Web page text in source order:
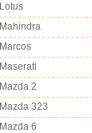
Lotus
Mahindra
Marcos
Maserati
Mazda 2
Mazda 323
Mazda 6